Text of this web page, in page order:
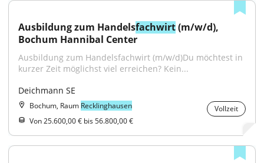
Ausbildung zum Handelsfachwirt (m/w/d),
Bochum Hannibal Center
Ausbildung zum Handelsfachwirt (m/w/d)Du möchtest in
kurzer Zeit möglichst viel erreichen? Kein...
Deichmann SE
Bochum, Raum Recklinghausen
Vollzeit
Von 25.600,00 € bis 56.800,00 €